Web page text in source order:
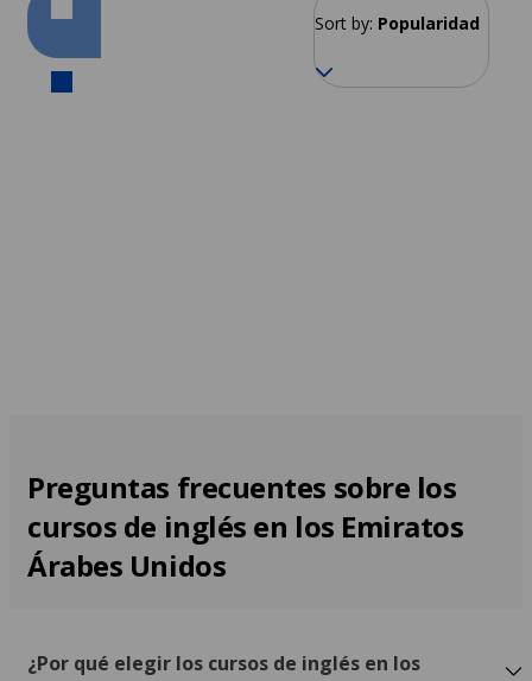
Sort by: Popularidad
Preguntas frecuentes sobre los
cursos de inglés en los Emiratos
Árabes Unidos
¿Por qué elegir los cursos de inglés en los